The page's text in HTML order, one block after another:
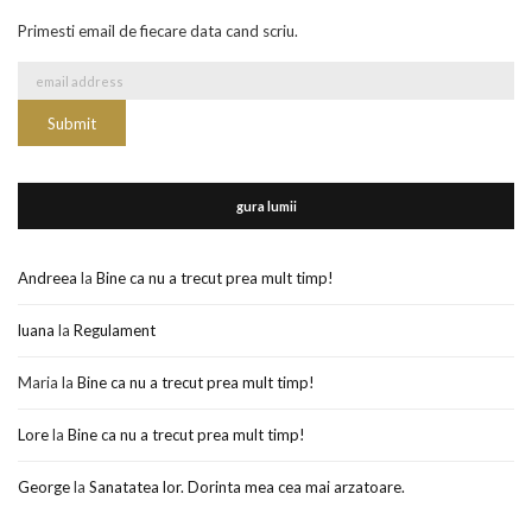
Primesti email de fiecare data cand scriu.
gura lumii
Andreea la Bine ca nu a trecut prea mult timp!
luana la Regulament
Maria la Bine ca nu a trecut prea mult timp!
Lorela Bine ca nu a trecut prea mult timp!
Georgela Sanatatea lor. Dorinta mea cea mai arzatoare.